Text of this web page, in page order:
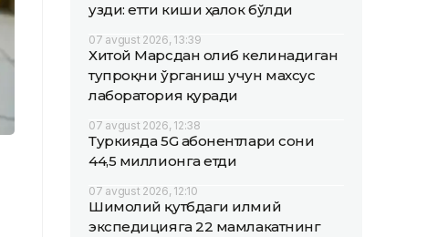
узди: етти киши ҳалок бўлди
07 avgust 2026, 13:39
Хитой Марсдан олиб келинадиган
тупроқни ўрганиш учун махсус
лаборатория қуради
07 avgust 2026, 12:38
Туркияда 5G абонентлари сони
44,5 миллионга етди
07 avgust 2026, 12:10
Шимолий қутбдаги илмий
экспедицияга 22 мамлакатнинг